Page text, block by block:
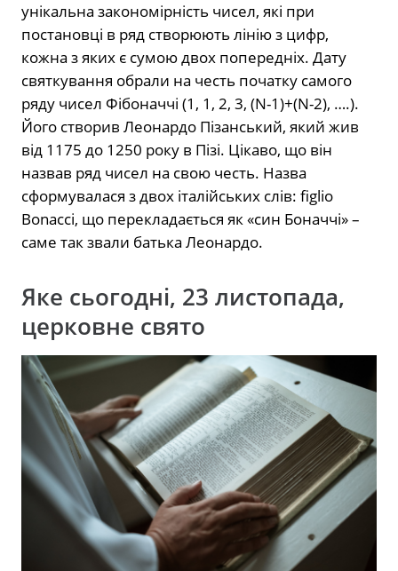
унікальна закономірність чисел, які при
постановці в ряд створюють лінію з цифр,
кожна з яких є сумою двох попередніх. Дату
святкування обрали на честь початку самого
ряду чисел Фібоначчі (1, 1, 2, 3, (N-1)+(N-2), ….).
Його створив Леонардо Пізанський, який жив
від 1175 до 1250 року в Пізі. Цікаво, що він
назвав ряд чисел на свою честь. Назва
сформувалася з двох італійських слів: figlio
Bonacci, що перекладається як «син Боначчі» –
саме так звали батька Леонардо.
Яке сьогодні, 23 листопада,
церковне свято